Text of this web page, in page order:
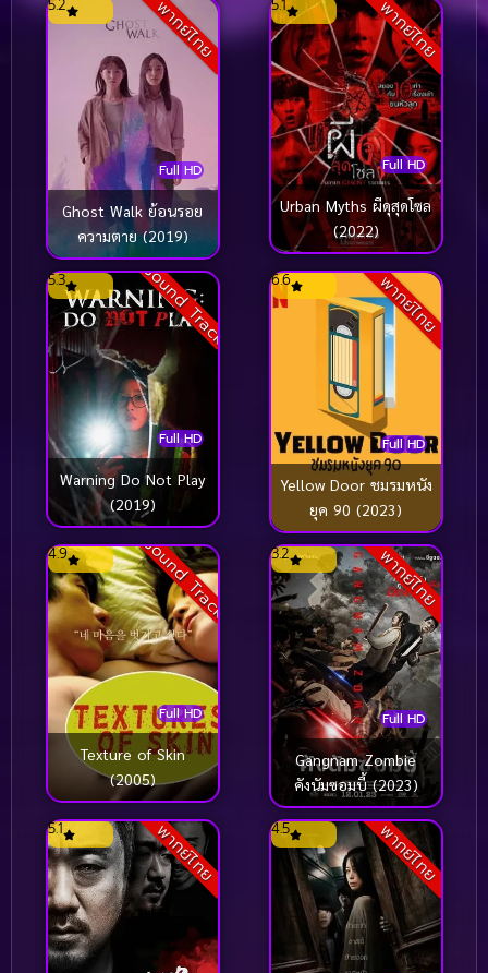
พากย์ไทย
Full HD
5.2
Ghost Walk ย้อนรอย
ความตาย (2019)
พากย์ไทย
Full HD
5.1
Urban Myths ผีดุสุดโซล
(2022)
Sound Track
Full HD
5.3
Warning Do Not Play
(2019)
พากย์ไทย
Full HD
6.6
Yellow Door ชมรมหนัง
ยุค 90 (2023)
Sound Track
Full HD
4.9
Texture of Skin
(2005)
พากย์ไทย
Full HD
3.2
Gangnam Zombie
คังนัมซอมบี้ (2023)
พากย์ไทย
5.1 พากย์ไทย
4.5